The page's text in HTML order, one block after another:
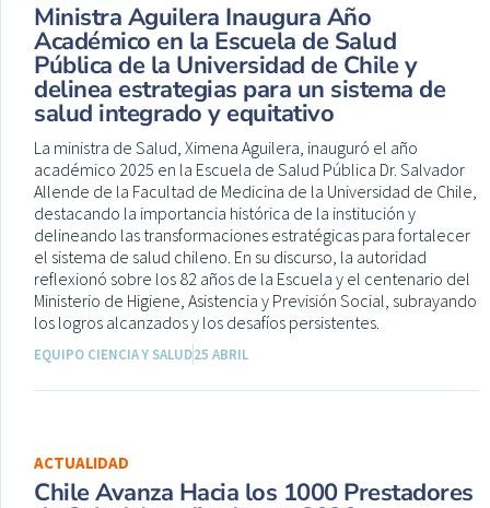
Ministra Aguilera Inaugura Año
Académico en la Escuela de Salud
Pública de la Universidad de Chile y
delinea estrategias para un sistema de
salud integrado y equitativo
La ministra de Salud, Ximena Aguilera, inauguró el año
académico 2025 en la Escuela de Salud Pública Dr. Salvador
Allende de la Facultad de Medicina de la Universidad de Chile,
destacando la importancia histórica de la institución y
delineando las transformaciones estratégicas para fortalecer
el sistema de salud chileno. En su discurso, la autoridad
reflexionó sobre los 82 años de la Escuela y el centenario del
Ministerio de Higiene, Asistencia y Previsión Social, subrayando
los logros alcanzados y los desafíos persistentes.
EQUIPO CIENCIA Y SALUD25 ABRIL
ACTUALIDAD
Chile Avanza Hacia los 1000 Prestadores